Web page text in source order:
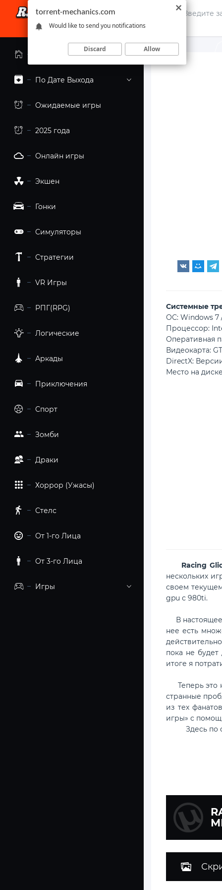
Главная страница
По Дате Выхода
Ожидаемые игры
2025 года
Онлайн игры
Экшен
Гонки
Симуляторы
Стратегии
VR Игры
РПГ(RPG)
Логические
Аркады
Приключения
Спорт
Зомби
Драки
Хоррор (Ужасы)
Стелс
От 1-го Лица
От 3-го Лица
Игры
Cистемные
ОС: Windows 7
Процессор:
Оперативная
Видеокарта:
DirectX:
Место на
Racing
нескольких
своем
gpu с 980ti.
В настоящее
нее есть
пока не
итоге я
Теперь это
странные
из тех
игры» с
Здесь
torrent-mechanics.com
Would like to send you notifications
Discard Allow